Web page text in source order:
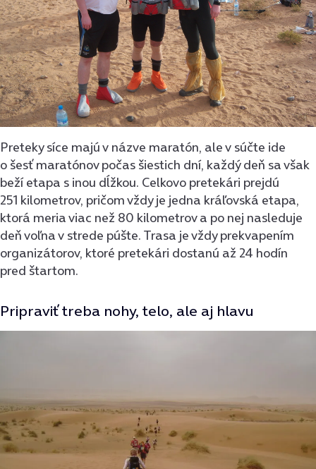
Preteky síce majú v názve maratón, ale v súčte ide
o šesť maratónov počas šiestich dní, každý deň sa však
beží etapa s inou dĺžkou. Celkovo pretekári prejdú
251 kilometrov, pričom vždy je jedna kráľovská etapa,
ktorá meria viac než 80 kilometrov a po nej nasleduje
deň voľna v strede púšte. Trasa je vždy prekvapením
organizátorov, ktoré pretekári dostanú až 24 hodín
pred štartom.
Pripraviť treba nohy, telo, ale aj hlavu